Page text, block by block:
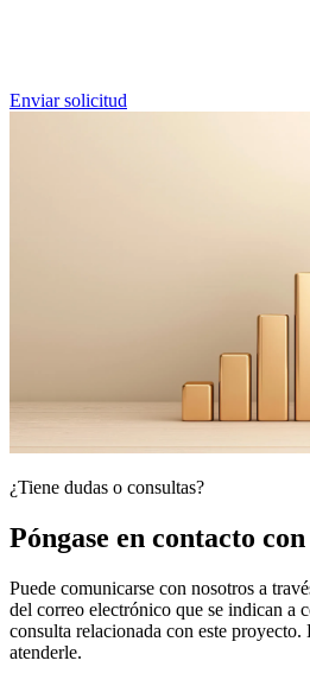
Enviar solicitud
¿Tiene dudas o consultas?
Póngase en contacto
Puede comunicarse con nosotros a
del correo electrónico que se indican a
consulta relacionada con este proyecto.
atenderle.